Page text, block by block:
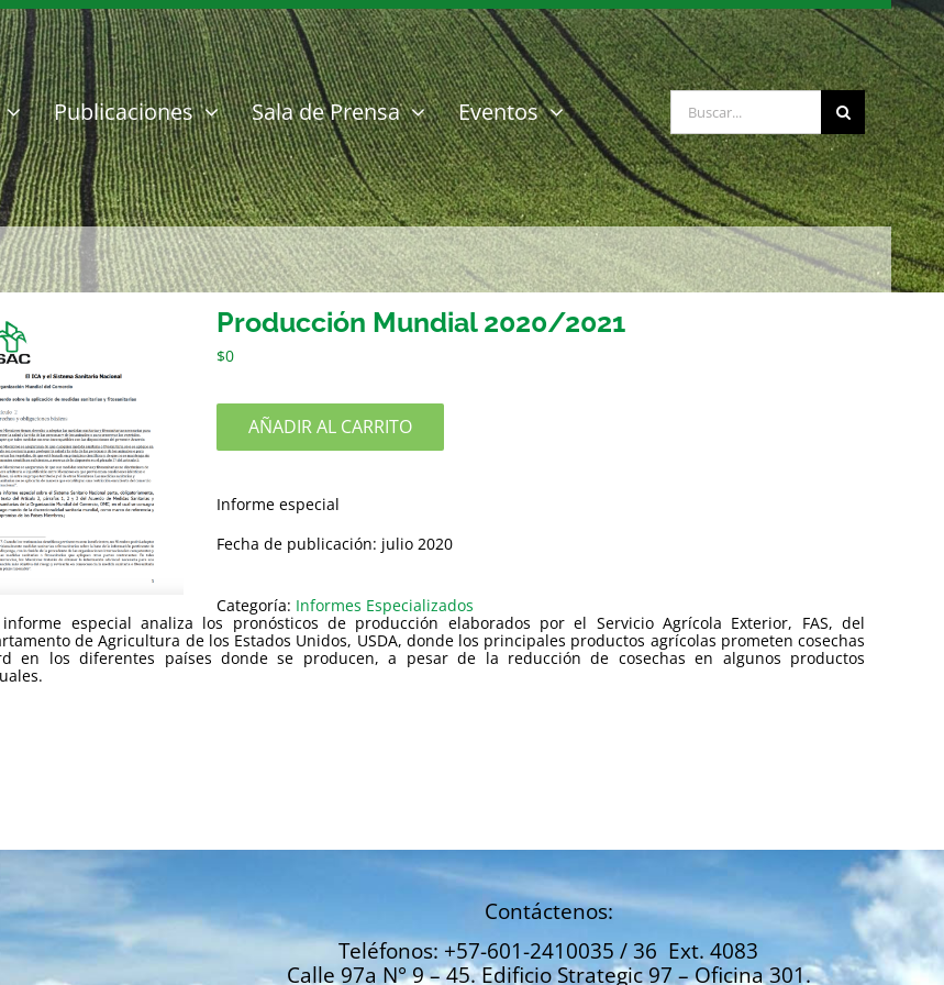
Publicaciones Sala de Prensa Eventos Buscar:
Producción Mundial 2020/2021
$0
AÑADIR AL CARRITO
Informe especial
Fecha de publicación: julio 2020
Categoría: Informes Especializados
informe especial analiza los pronósticos de producción elaborados por el Servicio Agrícola Exterior, FAS, del
de Agricultura de los Estados Unidos, USDA, donde los principales productos agrícolas prometen cosechas
en los diferentes países donde se producen, a pesar de la reducción de cosechas en algunos productos
Contáctenos:
Teléfonos: +57-601-2410035 / 36 Ext. 4083
Calle 97a N° 9 – 45. Edificio Strategic 97 – Oficina 301.